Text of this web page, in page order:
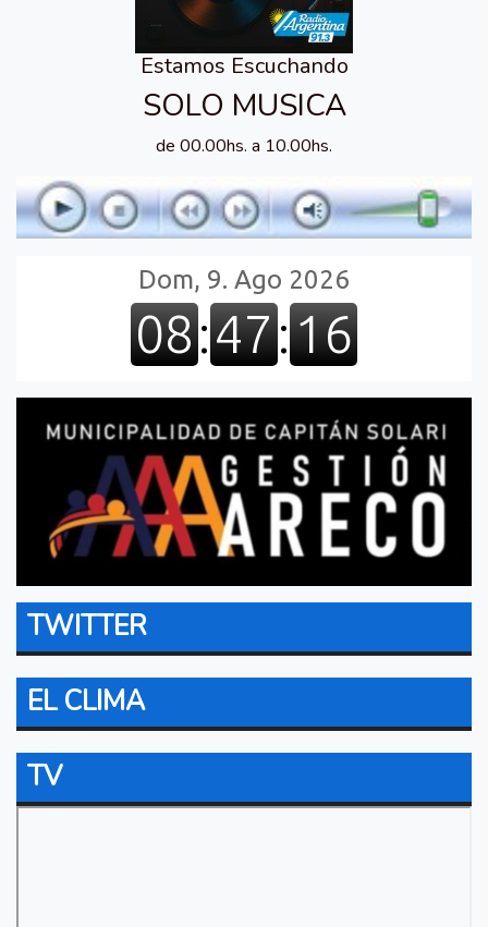
Estamos Escuchando
SOLO MUSICA
de 00.00hs. a 10.00hs.
TWITTER
EL CLIMA
TV